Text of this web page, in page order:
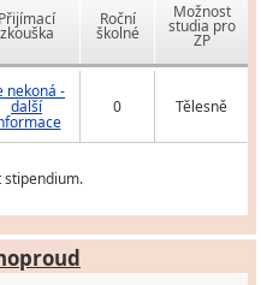
Přijímací
zkouška
Roční
školné
Možnost
studia pro
ZP
nekoná -
další 0 Tělesně
stipendium.